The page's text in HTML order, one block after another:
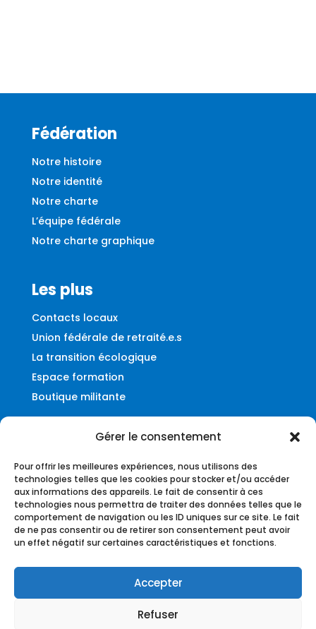
Gérer le consentement
Pour offrir les meilleures expériences, nous utilisons des
technologies telles que les cookies pour stocker et/ou accéder
aux informations des appareils. Le fait de consentir à ces
technologies nous permettra de traiter des données telles que le
comportement de navigation ou les ID uniques sur ce site. Le fait
de ne pas consentir ou de retirer son consentement peut avoir
un effet négatif sur certaines caractéristiques et fonctions.
Accepter
Refuser
Fédération
Notre histoire
Notre identité
Notre charte
L’équipe fédérale
Notre charte graphique
Les plus
Contacts locaux
Union fédérale de retraité.e.s
La transition écologique
Espace formation
Boutique militante
Contact
Fédération UNSA-Ferroviaire
56, rue du Faubourg Montmartre
75009 – Paris
federation@unsa-ferroviaire.org